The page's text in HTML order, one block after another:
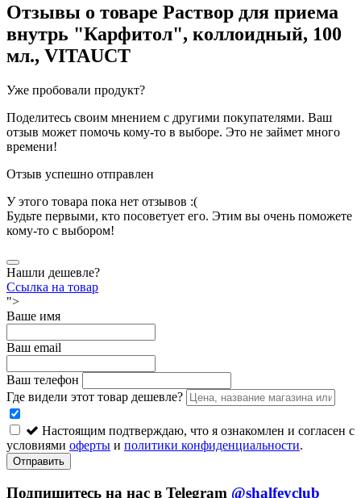
Отзывы о товаре Раствор для приема
внутрь "Карфитол", коллоидный, 100
мл., VITAUCT
Уже пробовали продукт?
Поделитесь своим мнением с другими покупателями. Ваш
отзыв может помочь кому-то в выборе. Это не займет много
времени!
Отзыв успешно отправлен
У этого товара пока нет отзывов :(
Будьте первыми, кто посоветует его. Этим вы очень поможете
кому-то с выбором!
Нашли дешевле?
Ссылка на товар
">
Ваше имя
Ваш email
Ваш телефон
Где видели этот товар дешевле?
Настоящим подтверждаю, что я ознакомлен и согласен с
условиями оферты и политики конфиденциальности.
Отправить
Подпишитесь на нас в Telegram @shalfeyclub